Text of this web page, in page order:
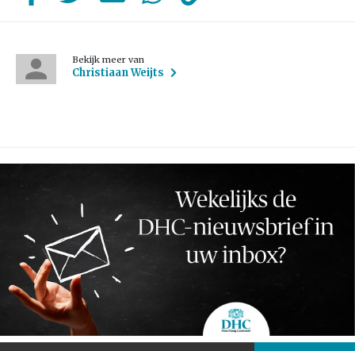
Bekijk meer van
Christiaan Weijts